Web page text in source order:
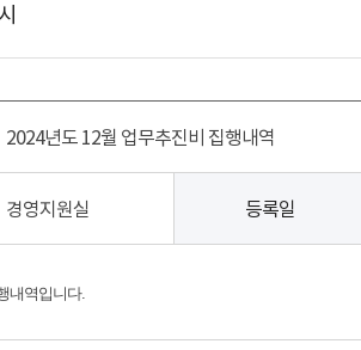
2024년도 12월 업무추진비 집행내역
경영지원실 등록일
내역입니다.